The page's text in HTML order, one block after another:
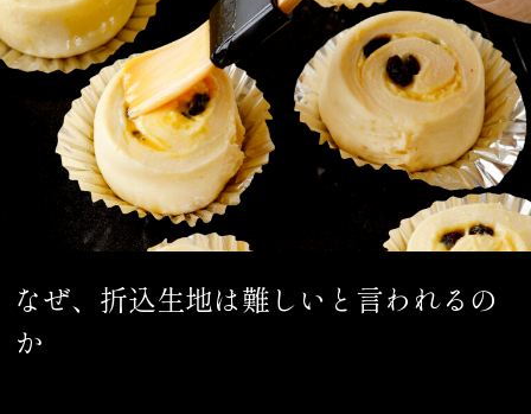
なぜ、折込生地は難しいと言われるの
か